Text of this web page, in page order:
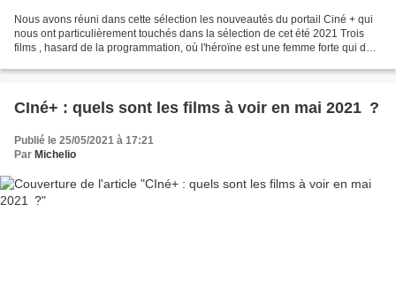
Nous avons réuni dans cette sélection les nouveautés du portail Ciné + qui
nous ont particulièrement touchés dans la sélection de cet été 2021 Trois
films , hasard de la programmation, où l'héroïne est une femme forte qui doit
CIné+ : quels sont les films à voir en mai 2021 ?
Publié le 25/05/2021 à 17:21
Par Michelio